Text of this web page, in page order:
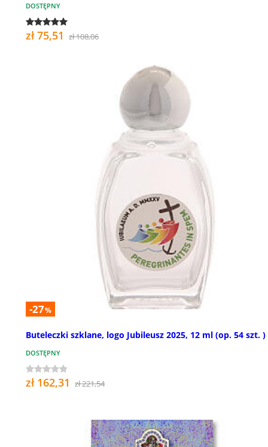
DOSTĘPNY
zł 75,51 zł 108,06
-27%
Buteleczki szklane, logo Jubileusz 2025, 12 ml (op. 54 szt. )
DOSTĘPNY
zł 162,31 zł 221,54